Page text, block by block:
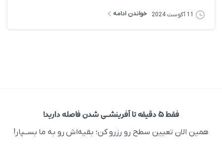
11 آگوست 2024 خواندن ادامه
فقط ۵ دقیقه تا آفرینشــی شدن فاصله دارید!
همین الان تعیین سطح رو رزرو کن؛ بقیه‌اش رو به ما بســپار!